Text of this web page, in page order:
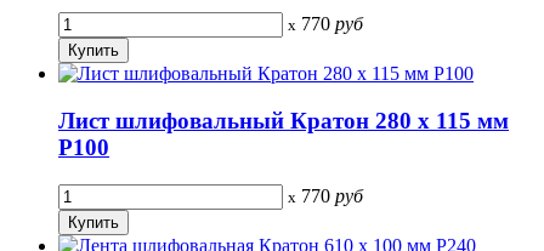
x 770 руб
Лист шлифовальный Кратон 280 х 115 мм
P100
x 770 руб